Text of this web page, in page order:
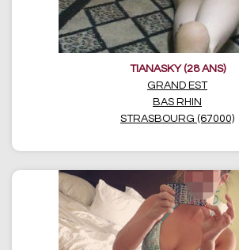
TIANASKY (28 ANS)
GRAND EST
BAS RHIN
STRASBOURG (67000)